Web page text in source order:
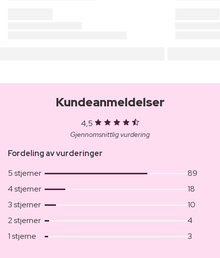
Kundeanmeldelser
4,5
Gjennomsnittlig vurdering
Fordeling av vurderinger
5 stjerner
89
4 stjerner
18
3 stjerner
10
2 stjerner
4
1 stjerne
3